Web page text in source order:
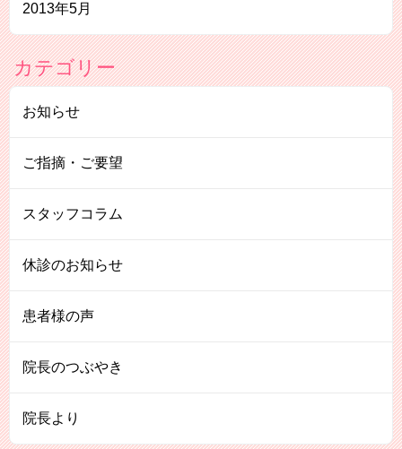
2013年5月
カテゴリー
お知らせ
ご指摘・ご要望
スタッフコラム
休診のお知らせ
患者様の声
院長のつぶやき
院長より